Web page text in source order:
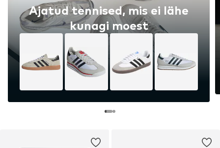
Ajatud tennised, mis ei lähe
kunagi moest